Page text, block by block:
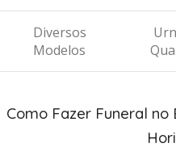
Diversos
Modelos
Como Fazer Funeral